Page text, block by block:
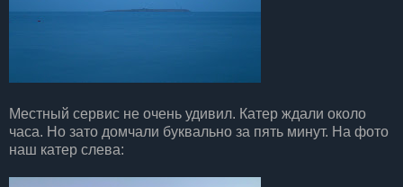
Местный сервис не очень удивил. Катер ждали около
часа. Но зато домчали буквально за пять минут. На фото
наш катер слева: